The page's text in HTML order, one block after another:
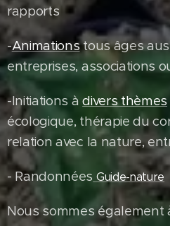
rapports
-Animationstous âges
entreprises, associations
-Initiations àdivers thèmes
écologique, thérapie du
relation avec la nature,
- Randonnées Guide-nature
Nous sommes également